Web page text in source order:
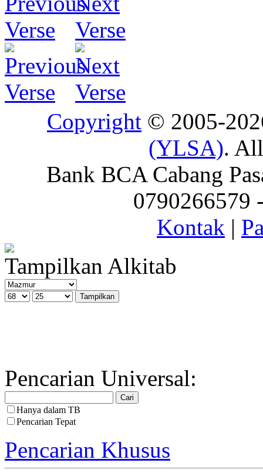
Copyright © 2005-
(YLSA).
Bank BCA Cabang
0790266579
Kontak |
Tampilkan Alkitab
Pencarian Universal:
Hanya dalam TB
Pencarian Tepat
Pencarian Khusus